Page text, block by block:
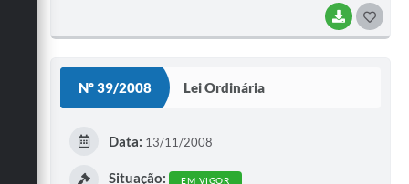
BAIXAR
Nº 39/2008 Lei Ordinária
Data: 13/11/2008
Situação: EM VIGOR